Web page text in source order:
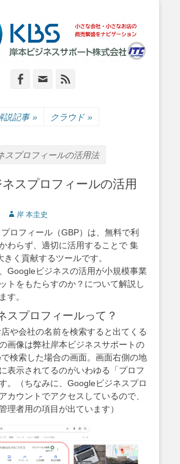
岸本ビジネスサポ
ート株式会社
さなお店のIT経営をナビゲーション
Facebook
Email
説記事 » クラウド »
スプロフィールの活用法
スプロフィールの活用
Author
岸 本圭史
ロフィール（GBP）は、無料で利
わらず、適切に活用することで 集
く貢献するツールです。
Googleビジネスの活用が小規模事業
トをもたらすのか？について解説し
す。
スプロフィールって？
や会社の名前を検索すると出てくる
画像は弊社岸本ビジネスサポートの
検索した場合の画面。画面右側の地
表示されてるのがいわゆる「プロフ
。（ちなみに、Googleビジネスプロ
カウントでアクセスしているので、
理者用の項目が出ています）